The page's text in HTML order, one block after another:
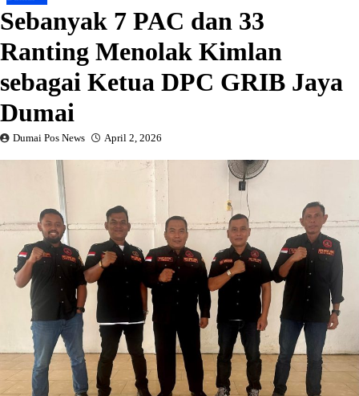
Sebanyak 7 PAC dan 33
Ranting Menolak Kimlan
sebagai Ketua DPC GRIB Jaya
Dumai
Dumai Pos News April 2, 2026